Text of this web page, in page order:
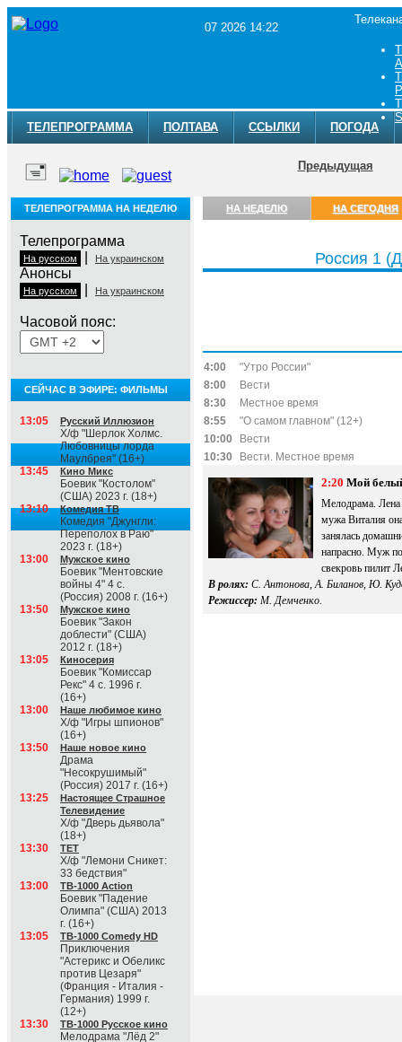
07 2026 14:22
ТЕЛЕПРОГРАММА ПОЛТАВА ССЫЛКИ ПОГОДА
Предыдущая
ТЕЛЕПРОГРАММА НА НЕДЕЛЮ
Телепрограмма
На русском На украинском
Анонсы
На русском На украинском
Часовой пояс:
СЕЙЧАС В ЭФИРЕ: ФИЛЬМЫ
13:05 Русский Иллюзион
Х/ф "Шерлок Холмс.
Любовницы лорда
Маулбрея" (16+)
13:45
Кино Микс
Боевик "Костолом"
(США) 2023 г. (18+)
13:10
Комедия ТВ
Комедия "Джунгли:
Переполох в Раю"
2023 г. (18+)
13:00
Мужское кино
Боевик "Ментовские
войны 4" 4 с.
(Россия) 2008 г. (16+)
13:50
Мужское кино
Боевик "Закон
доблести" (США)
2012 г. (18+)
13:05
Киносерия
Боевик "Комиссар
Рекс" 4 с. 1996 г.
(16+)
13:00
Наше любимое кино
Х/ф "Игры шпионов"
(16+)
13:50
Наше новое кино
Драма
"Несокрушимый"
(Россия) 2017 г. (16+)
13:25
Настоящее Страшное
Телевидение
Х/ф "Дверь дьявола"
(18+)
13:30
ТЕТ
Х/ф "Лемони Сникет:
33 бедствия"
13:00
ТВ-1000 Action
Боевик "Падение
Олимпа" (США) 2013
г. (16+)
13:05
ТВ-1000 Comedy HD
Приключения
"Астерикс и Обеликс
против Цезаря"
(Франция - Италия -
Германия) 1999 г.
(12+)
13:30
ТВ-1000 Русское кино
Мелодрама "Лёд 2"
НА НЕДЕЛЮ НА СЕГОДНЯ
Россия 1
4:00
"Утро России"
8:00
Вести
8:30
Местное время
8:55
"О самом главном" (12+)
10:00
Вести
10:30
Вести. Местное время
2:20 Мой
Мелодрама. Лена
мужа Виталия
занялась
напрасно. Муж
свекровь пилит
В ролях: С. Антонова, А. Биланов, Ю.
Режиссер: М. Демченко.